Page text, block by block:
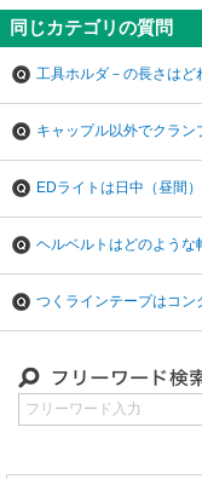
同じカテゴリの質問
工具ホルダ－の長さはど
キャップル以外でクラン
EDライトは日中（昼間
ヘルベルトはどのような
つくラインテープはコン